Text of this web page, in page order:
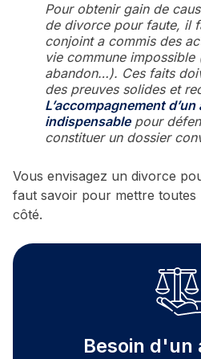
Pour obtenir gain de
de divorce pour faute, il
conjoint a commis des
vie commune impossible
abandon…). Ces faits
des preuves solides et
L’accompagnement
indispensablepour
constituer un dossier
Vous envisagez un divorce
faut savoir pour mettre toutes
côté.
Besoin d'un